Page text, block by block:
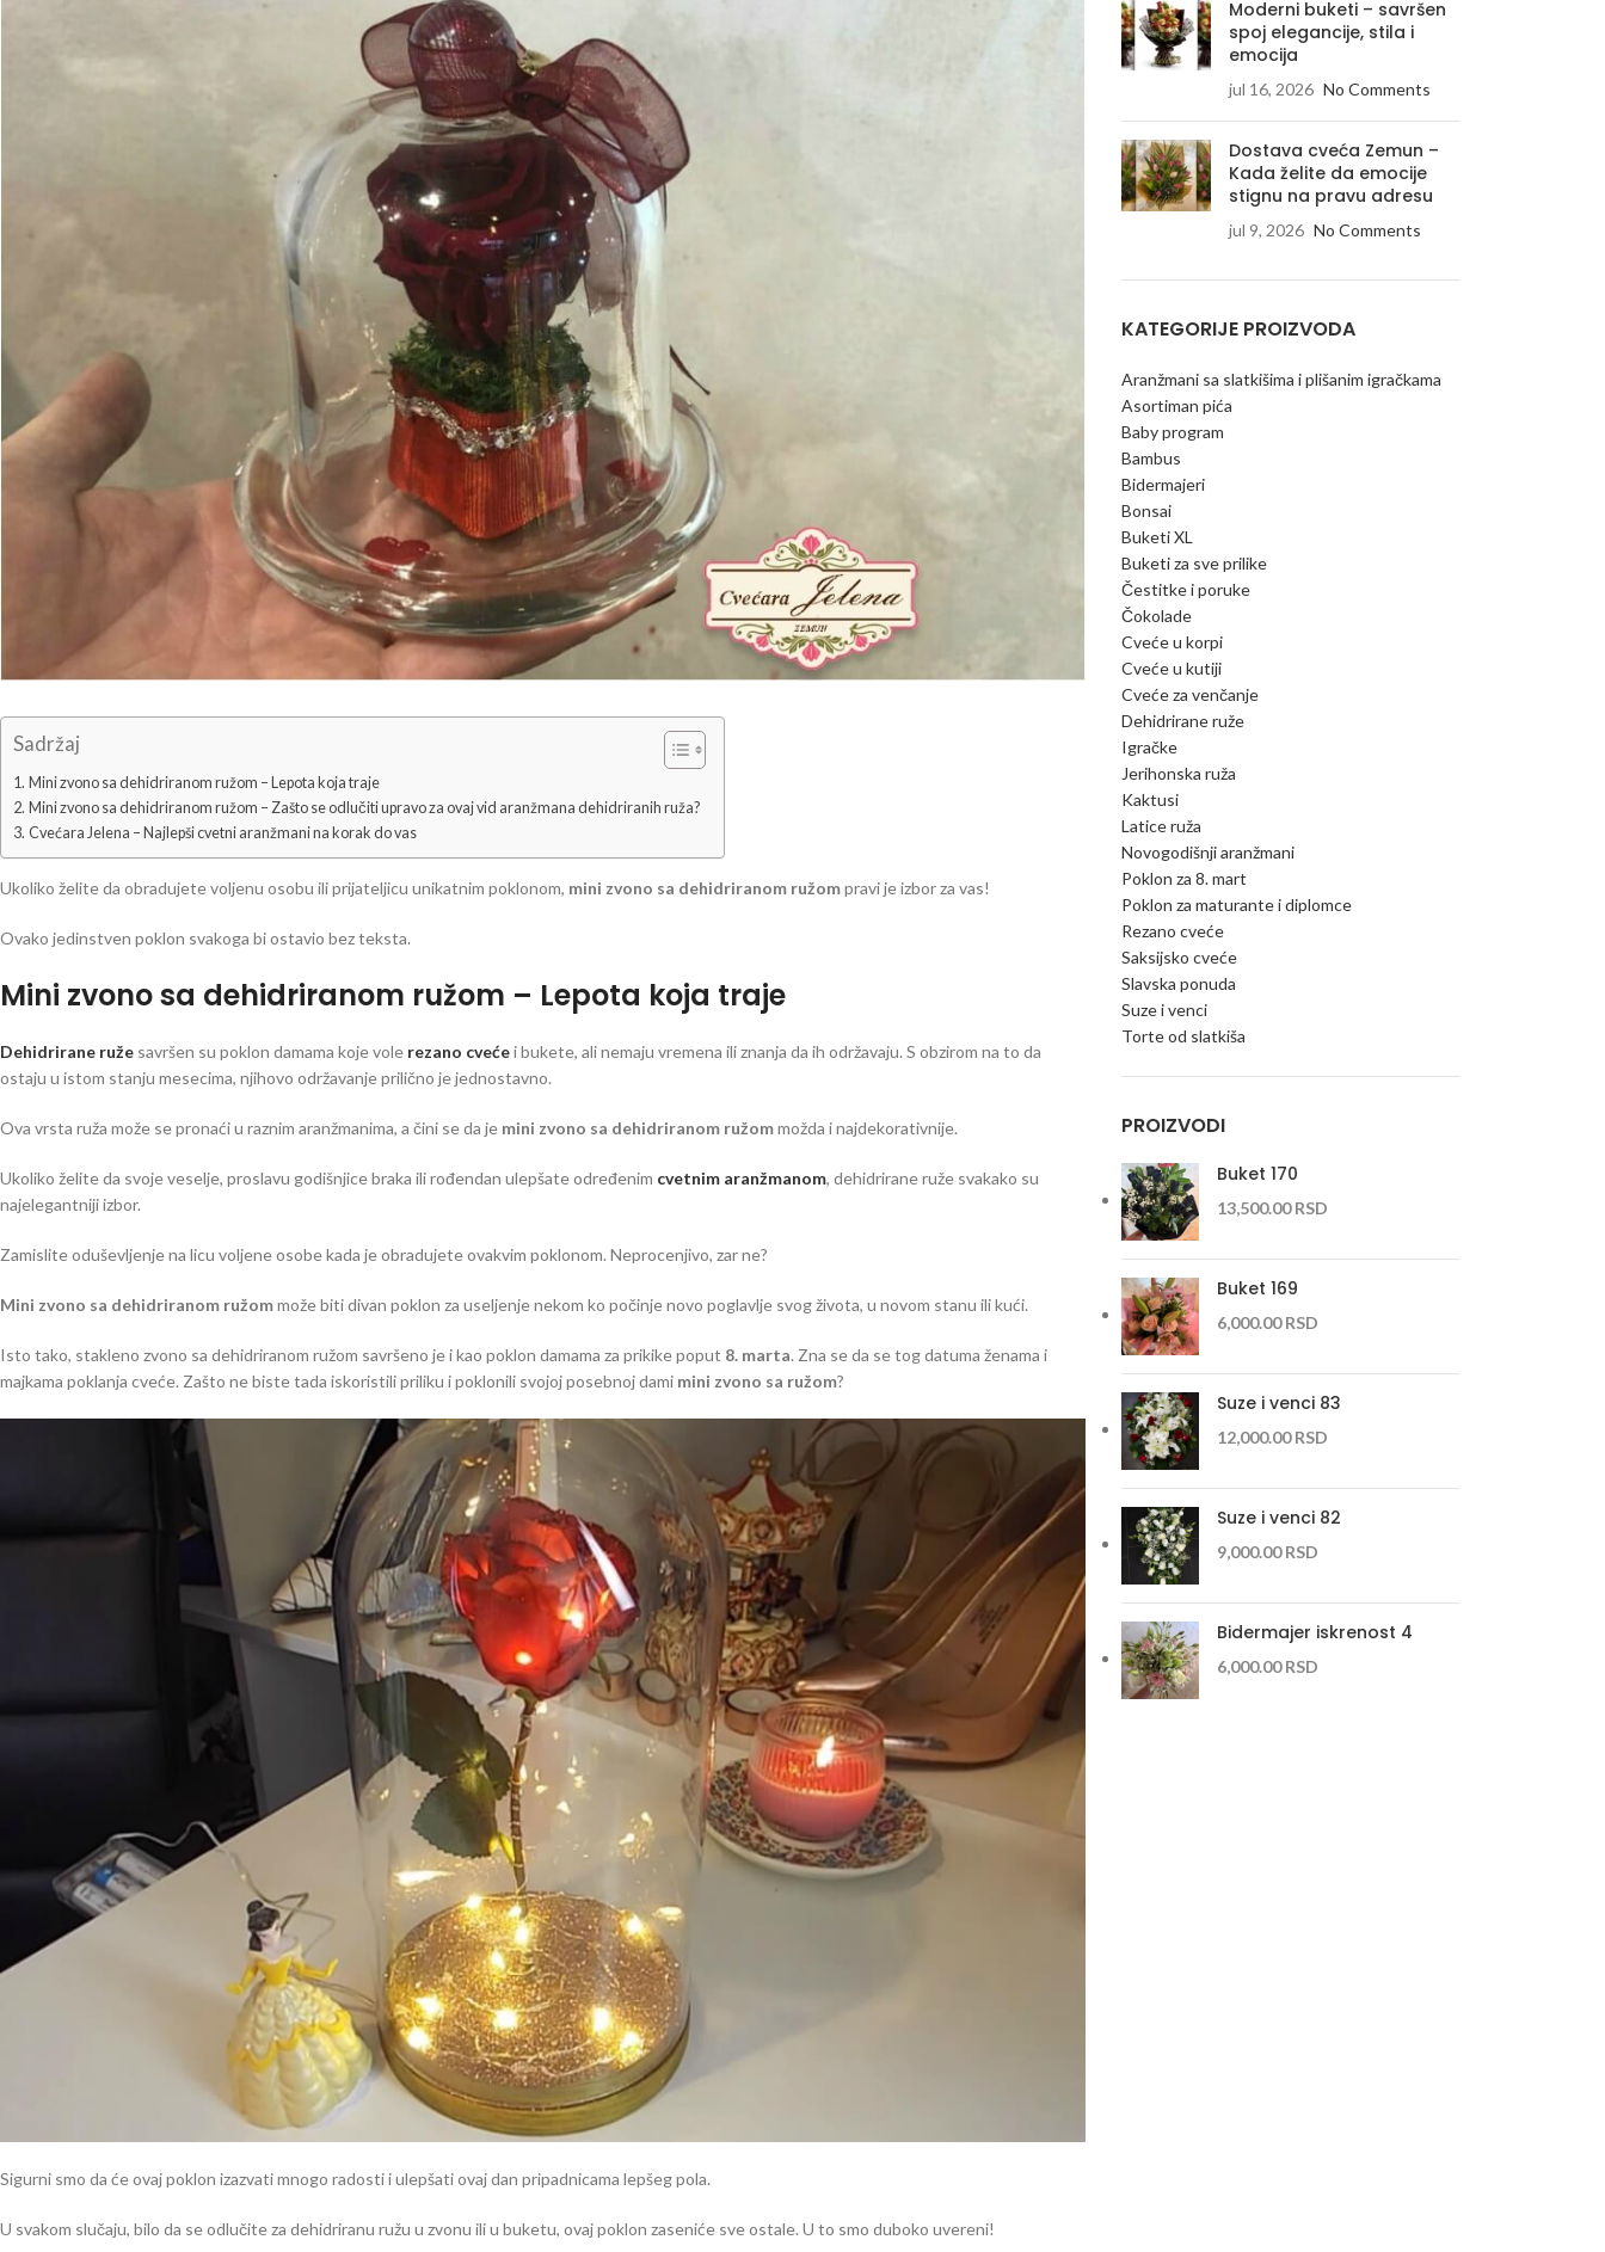
Sadržaj
Mini zvono sa dehidriranom ružom – Lepota koja traje
Mini zvono sa dehidriranom ružom – Zašto se odlučiti upravo za ovaj vid aranžmana dehidriranih ruža?
Cvećara Jelena – Najlepši cvetni aranžmani na korak do vas
Ukoliko želite da obradujete voljenu osobu ili prijateljicu unikatnim poklonom, mini zvono sa dehidriranom ružompravi je izbor za vas!
Ovako jedinstven poklon svakoga bi ostavio bez teksta.
Mini zvono sa dehidriranom ružom – Lepota koja traje
Dehidrirane ruže savršen su poklon damama koje vole rezano cvećei bukete, ali nemaju vremena ili znanja da ih održavaju. S obzirom na to da
ostaju u istom stanju mesecima, njihovo održavanje prilično je jednostavno.
Ova vrsta ruža može se pronaći u raznim aranžmanima, a čini se da je mini zvono sa dehidriranom ružommožda i najdekorativnije.
Ukoliko želite da svoje veselje, proslavu godišnjice braka ili rođendan ulepšate određenim cvetnim aranžmanom, dehidrirane ruže svakako su
najelegantniji izbor.
Zamislite oduševljenje na licu voljene osobe kada je obradujete ovakvim poklonom. Neprocenjivo, zar ne?
Mini zvono sa dehidriranom ružommože biti divan poklon za useljenje nekom ko počinje novo poglavlje svog života, u novom stanu ili kući.
Isto tako, stakleno zvono sa dehidriranom ružom savršeno je i kao poklon damama za prikike poput 8. marta. Zna se da se tog datuma ženama i
majkama poklanja cveće. Zašto ne biste tada iskoristili priliku i poklonili svojoj posebnoj dami mini zvono sa ružom?
Sigurni smo da će ovaj poklon izazvati mnogo radosti i ulepšati ovaj dan pripadnicama lepšeg pola.
U svakom slučaju, bilo da se odlučite za dehidriranu ružu u zvonu ili u buketu, ovaj poklon zaseniće sve ostale. U to smo duboko uvereni!
Moderni buketi – savršen
spoj elegancije, stila i
emocija
jul 16, 2026 No Comments
Dostava cveća Zemun –
Kada želite da emocije
stignu na pravu adresu
jul 9, 2026 No Comments
KATEGORIJE PROIZVODA
Aranžmani sa slatkišima i plišanim igračkama
Asortiman pića
Baby program
Bambus
Bidermajeri
Bonsai
Buketi XL
Buketi za sve prilike
Čestitke i poruke
Čokolade
Cveće u korpi
Cveće u kutiji
Cveće za venčanje
Dehidrirane ruže
Igračke
Jerihonska ruža
Kaktusi
Latice ruža
Novogodišnji aranžmani
Poklon za 8. mart
Poklon za maturante i diplomce
Rezano cveće
Saksijsko cveće
Slavska ponuda
Suze i venci
Torte od slatkiša
PROIZVODI
Buket 170
13,500.00RSD
Buket 169
6,000.00RSD
Suze i venci 83
12,000.00RSD
Suze i venci 82
9,000.00RSD
Bidermajer iskrenost 4
6,000.00RSD